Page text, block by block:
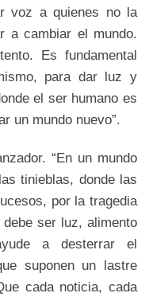
voz a quienes no la
a cambiar el mundo.
Es fundamental
para dar luz y
el ser humano es
un mundo nuevo”.
“En un mundo
tinieblas, donde las
por la tragedia
ser luz, alimento
a desterrar el
suponen un lastre
cada noticia, cada